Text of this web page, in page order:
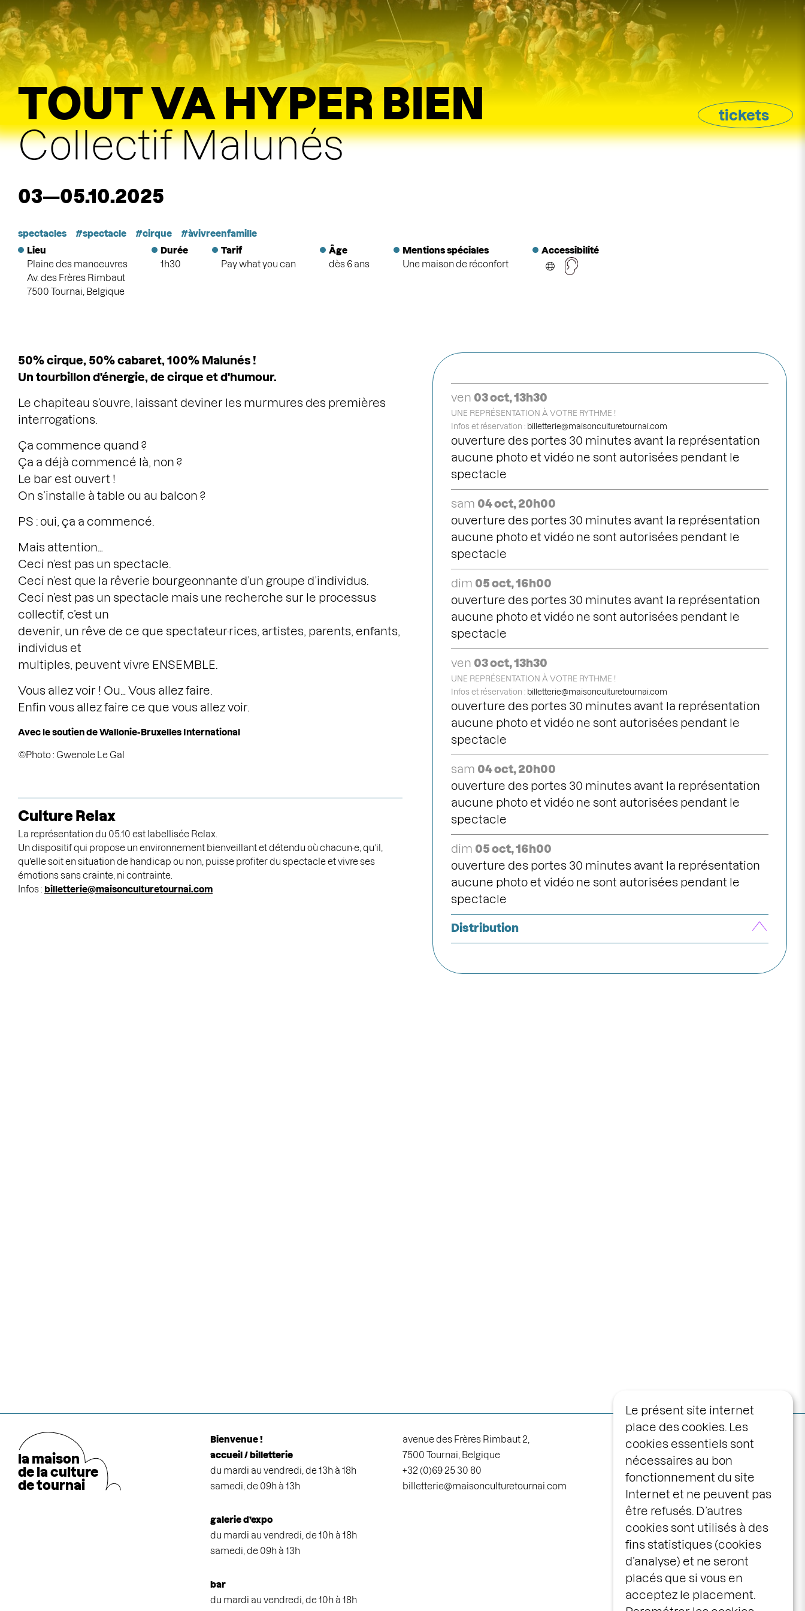
Le présent site internet
place des cookies. Les
cookies essentiels sont
nécessaires au bon
fonctionnement du site
Internet et ne peuvent pas
être refusés. D’autres
cookies sont utilisés à des
fins statistiques (cookies
d’analyse) et ne seront
placés que si vous en
acceptez le placement.
tickets
TOUT VA HYPER BIEN
Collectif Malunés
03—05.10.2025
spectacles spectacle cirque
àvivreenfamille
Lieu
Plaine des manoeuvres
Av. des Frères Rimbaut
7500 Tournai, Belgique
Durée
1h30
Tarif
Pay what you can
Âge
dès 6 ans
Mentions spéciales
Une maison de réconfort
Accessibilité
50% cirque, 50% cabaret, 100% Malunés !
Un tourbillon d'énergie, de cirque et d'humour.
Le chapiteau s’ouvre, laissant deviner les murmures des premières
interrogations.
Ça commence quand ?
Ça a déjà commencé là, non ?
Le bar est ouvert !
On s’installe à table ou au balcon ?
PS : oui, ça a commencé.
Mais attention…
Ceci n’est pas un spectacle.
Ceci n’est que la rêverie bourgeonnante d’un groupe d’individus.
Ceci n’est pas un spectacle mais une recherche sur le processus
collectif, c’est un
devenir, un rêve de ce que spectateur·rices, artistes, parents, enfants,
individus et
multiples, peuvent vivre ENSEMBLE.
Vous allez voir ! Ou… Vous allez faire.
Enfin vous allez faire ce que vous allez voir.
Avec le soutien de Wallonie-Bruxelles International
©Photo : Gwenole Le Gal
Culture Relax
La représentation du 05.10 est labellisée Relax.
Un dispositif qui propose un environnement bienveillant et détendu où chacun·e, qu’il,
qu’elle soit en situation de handicap ou non, puisse profiter du spectacle et vivre ses
émotions sans crainte, ni contrainte.
Infos : billetterie@maisonculturetournai.com
ven 03 oct, 13h30
UNE REPRÉSENTATION À VOTRE RYTHME !
Infos et réservation : billetterie@maisonculturetournai.com
ouverture des portes 30 minutes avant la représentation
aucune photo et vidéo ne sont autorisées pendant le
spectacle
sam 04 oct, 20h00
ouverture des portes 30 minutes avant la représentation
aucune photo et vidéo ne sont autorisées pendant le
spectacle
dim 05 oct, 16h00
ouverture des portes 30 minutes avant la représentation
aucune photo et vidéo ne sont autorisées pendant le
spectacle
ven 03 oct, 13h30
UNE REPRÉSENTATION À VOTRE RYTHME !
Infos et réservation : billetterie@maisonculturetournai.com
ouverture des portes 30 minutes avant la représentation
aucune photo et vidéo ne sont autorisées pendant le
spectacle
sam 04 oct, 20h00
ouverture des portes 30 minutes avant la représentation
aucune photo et vidéo ne sont autorisées pendant le
spectacle
dim 05 oct, 16h00
ouverture des portes 30 minutes avant la représentation
aucune photo et vidéo ne sont autorisées pendant le
spectacle
Distribution
la maison
de la culture
de tournai
Bienvenue !
accueil / billetterie
du mardi au vendredi, de 13h à 18h
samedi, de 09h à 13h
galerie d’expo
du mardi au vendredi, de 10h à 18h
samedi, de 09h à 13h
bar
du mardi au vendredi, de 10h à 18h
avenue des Frères Rimbaut 2,
7500 Tournai, Belgique
+32 (0)69 25 30 80
billetterie@maisonculturetournai.com
Navigation
principale
programme
calendrier
avec vous
la maison
le centre scénique
infos pratiques
billetterie
espace pros &
publics